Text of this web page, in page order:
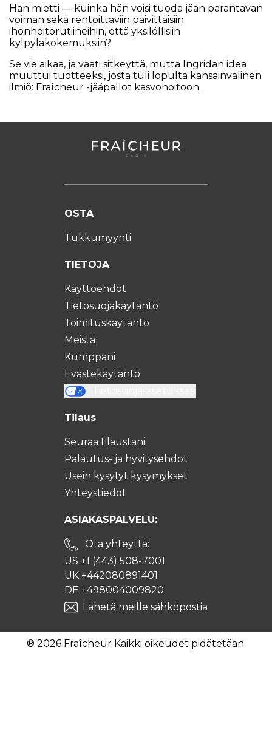
Hän mietti — kuinka hän voisi tuoda jään parantavan
voiman sekä rentoittaviin päivittäisiin
ihonhoitorutiineihin, että yksilöllisiin
kylpyläkokemuksiin?
Se vie aikaa, ja vaati sitkeyttä, mutta Ingridan idea
muuttui tuotteeksi, josta tuli lopulta kansainvälinen
ilmiö: Fraîcheur -jääpallot kasvohoitoon.
OSTA
Tukkumyynti
TIETOJA
Käyttöehdot
Tietosuojakäytäntö
Toimituskäytäntö
Meistä
Kumppani
Evästekäytäntö
Tilaus
Seuraa tilaustani
Palautus- ja hyvitysehdot
Usein kysytyt kysymykset
Yhteystiedot
ASIAKASPALVELU:
Ota yhteyttä:
US +1 (443) 508-7001
UK +442080891401
DE +498004009820
Lähetä meille sähköpostia
® 2026 Fraîcheur Kaikki oikeudet pidätetään.